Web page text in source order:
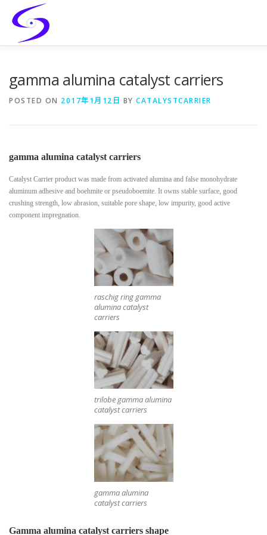
content
gamma alumina catalyst carriers
POSTED ON 2017年1月12日 BY CATALYSTCARRIER
gamma alumina catalyst carriers
Catalyst Carrier product was made from activated alumina and false monohydrate
aluminum adhesive and boehmite or pseudoboemite. It owns stable surface, good
crushing strength, low abrasion, suitable pore shape, low impurity, good active
component impregnation.
raschig ring gamma
alumina catalyst
carriers
trilobe gamma alumina
catalyst carriers
gamma alumina
catalyst carriers
Gamma alumina catalyst carriers shape